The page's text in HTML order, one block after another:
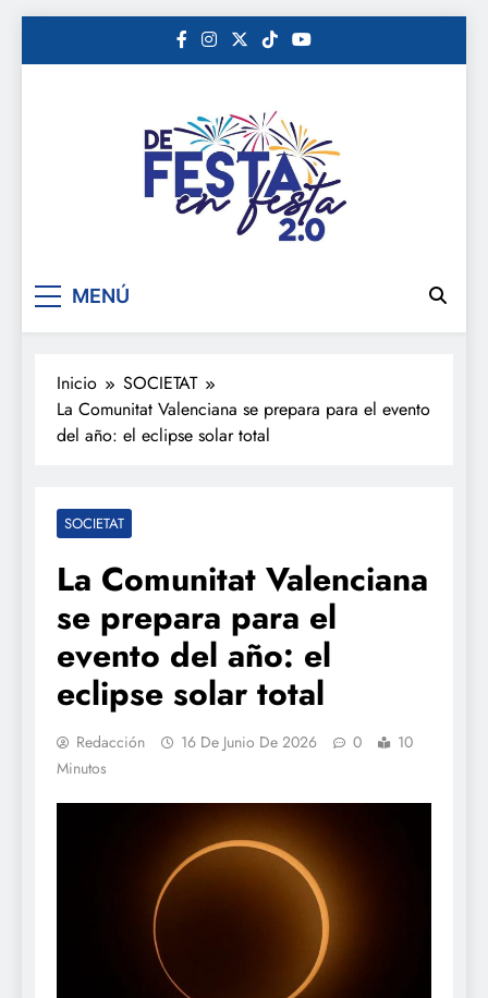
De festa en festa 2.0
MENÚ
Inicio
SOCIETAT
La Comunitat Valenciana se prepara para el evento
del año: el eclipse solar total
SOCIETAT
La Comunitat Valenciana
se prepara para el
evento del año: el
eclipse solar total
Redacción 16 De Junio De 2026 0
10
Minutos